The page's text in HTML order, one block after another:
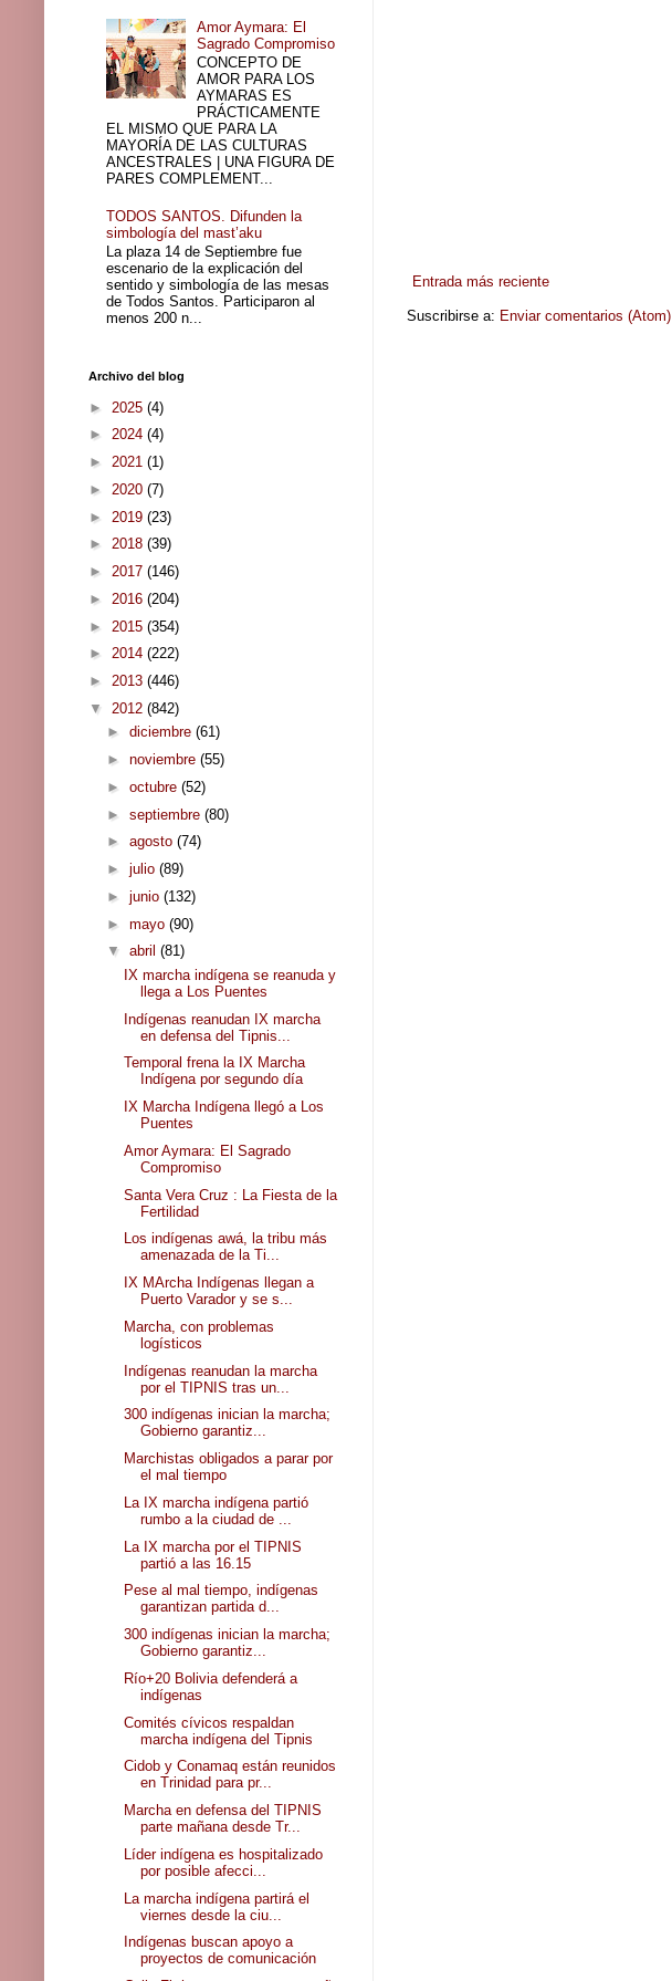
Entrada más reciente
Suscribirse a: Enviar comentarios (Atom)
Amor Aymara: El
Sagrado Compromiso
CONCEPTO DE
AMOR PARA LOS
AYMARAS ES
PRÁCTICAMENTE
EL MISMO QUE PARA LA
MAYORÍA DE LAS CULTURAS
ANCESTRALES | UNA FIGURA DE
PARES COMPLEMENT...
TODOS SANTOS. Difunden la
simbología del mast’aku
La plaza 14 de Septiembre fue
escenario de la explicación del
sentido y simbología de las mesas
de Todos Santos. Participaron al
menos 200 n...
Archivo del blog
► 2025 (4)
► 2024 (4)
► 2021 (1)
► 2020 (7)
► 2019 (23)
► 2018 (39)
► 2017 (146)
► 2016 (204)
► 2015 (354)
► 2014 (222)
► 2013 (446)
▼ 2012 (842)
► diciembre (61)
► noviembre (55)
► octubre (52)
► septiembre (80)
► agosto (74)
► julio (89)
► junio (132)
► mayo (90)
▼ abril (81)
IX marcha indígena se reanuda y
llega a Los Puentes
Indígenas reanudan IX marcha
en defensa del Tipnis...
Temporal frena la IX Marcha
Indígena por segundo día
IX Marcha Indígena llegó a Los
Puentes
Amor Aymara: El Sagrado
Compromiso
Santa Vera Cruz : La Fiesta de la
Fertilidad
Los indígenas awá, la tribu más
amenazada de la Ti...
IX MArcha Indígenas llegan a
Puerto Varador y se s...
Marcha, con problemas
logísticos
Indígenas reanudan la marcha
por el TIPNIS tras un...
300 indígenas inician la marcha;
Gobierno garantiz...
Marchistas obligados a parar por
el mal tiempo
La IX marcha indígena partió
rumbo a la ciudad de ...
La IX marcha por el TIPNIS
partió a las 16.15
Pese al mal tiempo, indígenas
garantizan partida d...
300 indígenas inician la marcha;
Gobierno garantiz...
Río+20 Bolivia defenderá a
indígenas
Comités cívicos respaldan
marcha indígena del Tipnis
Cidob y Conamaq están reunidos
en Trinidad para pr...
Marcha en defensa del TIPNIS
parte mañana desde Tr...
Líder indígena es hospitalizado
por posible afecci...
La marcha indígena partirá el
viernes desde la ciu...
Indígenas buscan apoyo a
proyectos de comunicación